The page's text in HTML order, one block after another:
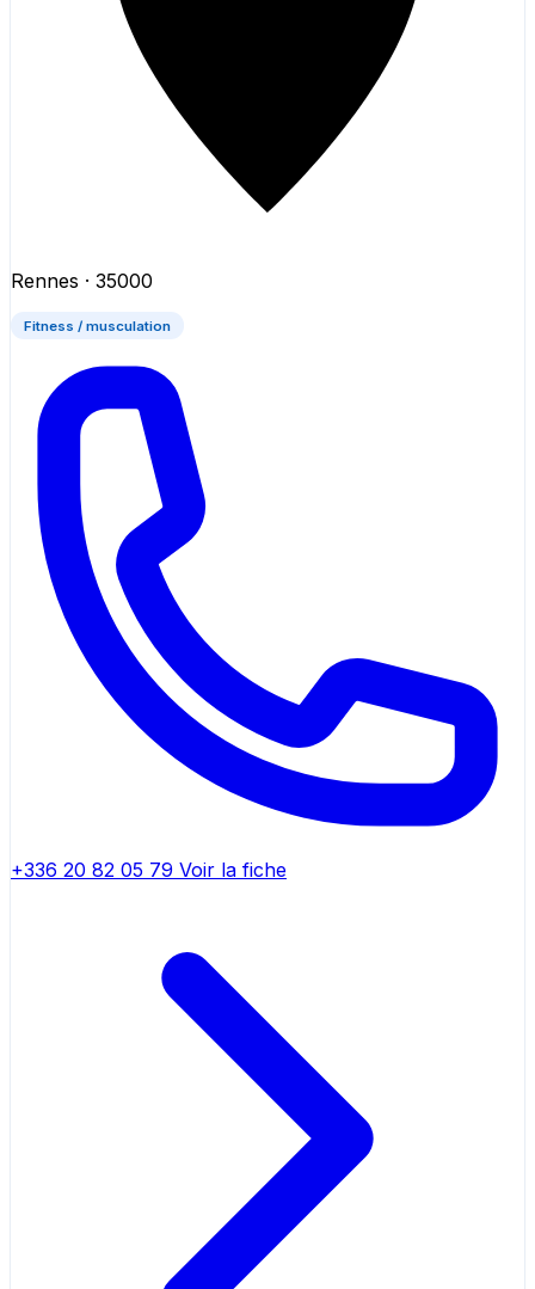
Rennes · 35000
Fitness / musculation
+336 20 82 05 79 Voir la fiche